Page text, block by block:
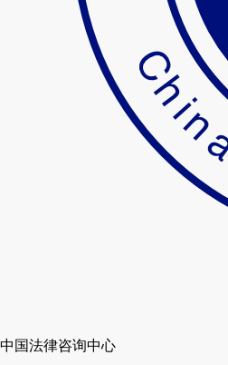
中国法律咨询中心